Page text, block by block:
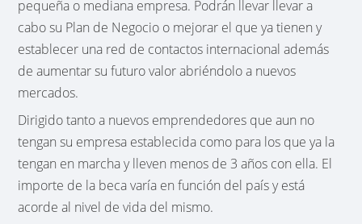
pequeña o mediana empresa. Podrán llevar llevar a
cabo su Plan de Negocio o mejorar el que ya tienen y
establecer una red de contactos internacional además
de aumentar su futuro valor abriéndolo a nuevos
mercados.
Dirigido tanto a nuevos emprendedores que aun no
tengan su empresa establecida como para los que ya la
tengan en marcha y lleven menos de 3 años con ella. El
importe de la beca varía en función del país y está
acorde al nivel de vida del mismo.